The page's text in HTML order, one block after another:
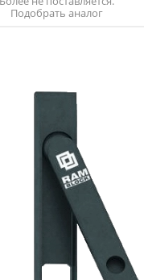
Подобрать аналог